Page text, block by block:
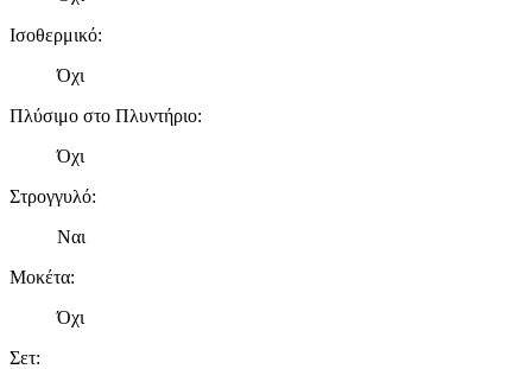
Ισοθερμικό:
Όχι
Πλύσιμο στο Πλυντήριο:
Όχι
Στρογγυλό:
Ναι
Μοκέτα:
Όχι
Σετ: